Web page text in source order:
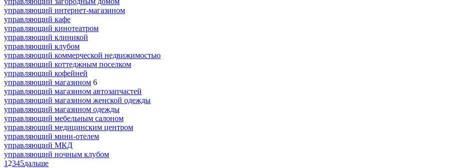
управляющий интернет-магазином
управляющий кафе
управляющий кинотеатром
управляющий клиникой
управляющий клубом
управляющий коммерческой недвижимостью
управляющий коттеджным поселком
управляющий кофейней
управляющий магазином 6
управляющий магазином автозапчастей
управляющий магазином женской одежды
управляющий магазином одежды
управляющий мебельным салоном
управляющий медицинским центром
управляющий мини-отелем
управляющий МКД
управляющий ночным клубом
1 2345дальше